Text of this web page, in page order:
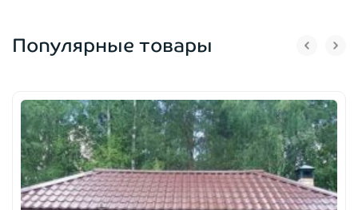
Популярные товары